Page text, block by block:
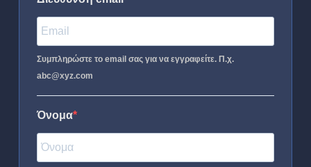
Συμπληρώστε το email σας για να εγγραφείτε. Π.χ.
abc@xyz.com
Όνομα